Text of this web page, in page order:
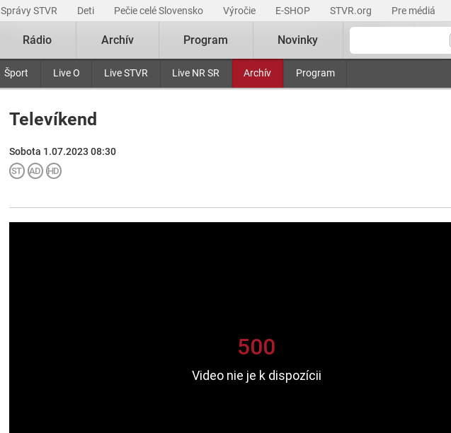
Správy STVR Deti Pečie celé Slovensko Výročie E-SHOP STVR.org Pre médiá
Šport Live O Live STVR Live NR SR Archív Program
Rádio Archív Program Novinky
Televíkend
Sobota 1.07.2023 08:30